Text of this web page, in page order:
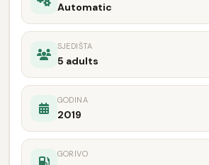
Automatic
SJEDIŠTA
5 adults
GODINA
2019
GORIVO